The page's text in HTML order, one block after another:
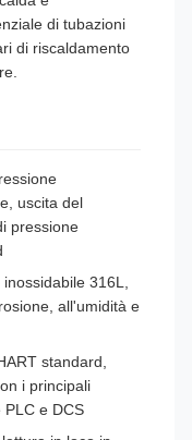
di tubazioni
di riscaldamento
uscita del
pressione
316L,
all'umidità e
standard,
i principali
e DCS